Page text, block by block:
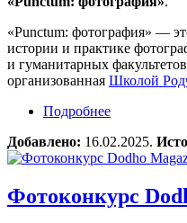
«Punctum: фотография» —
истории и практике
и гуманитарных
организованная Школой
Подробнее
Добавлено: 16.02.2025.
Фотоконкурс